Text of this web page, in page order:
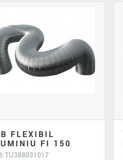
FLEXIBIL
FI 150
TU388031017